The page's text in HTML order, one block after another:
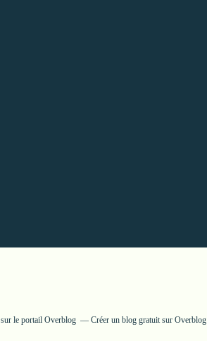
sur le portail Overblog Créer un blog gratuit sur Overblog